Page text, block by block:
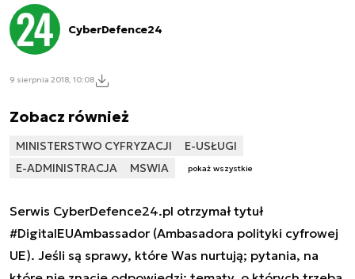
CyberDefence24
9 sierpnia 2018, 10:08
Zobacz również
MINISTERSTWO CYFRYZACJI
E-USŁUGI
E-ADMINISTRACJA
MSWIA pokaż wszystkie
Serwis CyberDefence24.pl otrzymał tytuł
#DigitalEUAmbassador (Ambasadora polityki cyfrowej
UE). Jeśli są sprawy, które Was nurtują; pytania, na